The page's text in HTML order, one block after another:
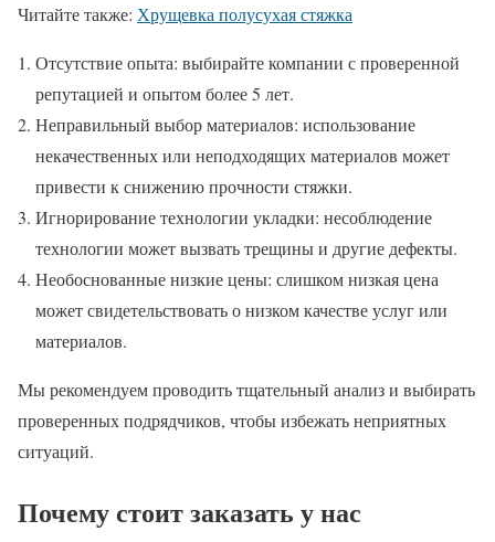
Читайте также: Хрущевка полусухая стяжка
Отсутствие опыта: выбирайте компании с проверенной
репутацией и опытом более 5 лет.
Неправильный выбор материалов: использование
некачественных или неподходящих материалов может
привести к снижению прочности стяжки.
Игнорирование технологии укладки: несоблюдение
технологии может вызвать трещины и другие дефекты.
Необоснованные низкие цены: слишком низкая цена
может свидетельствовать о низком качестве услуг или
материалов.
Мы рекомендуем проводить тщательный анализ и выбирать
проверенных подрядчиков, чтобы избежать неприятных
ситуаций.
Почему стоит заказать у нас